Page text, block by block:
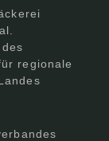
regionale